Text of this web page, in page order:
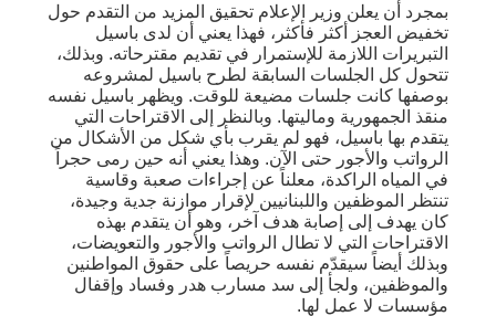
بمجرد أن يعلن وزير الإعلام تحقيق المزيد من التقدم حول
تخفيض العجز أكثر فأكثر، فهذا يعني أن لدى باسيل
التبريرات اللازمة للإستمرار في تقديم مقترحاته. وبذلك،
تتحول كل الجلسات السابقة لطرح باسيل لمشروعه
بوصفها كانت جلسات مضيعة للوقت. ويظهر باسيل نفسه
منقذ الجمهورية وماليتها. وبالنظر إلى الاقتراحات التي
يتقدم بها باسيل، فهو لم يقرب بأي شكل من الأشكال من
الرواتب والأجور حتى الآن. وهذا يعني أنه حين رمى حجراً
في المياه الراكدة، معلناً عن إجراءات صعبة وقاسية
تنتظر الموظفين واللبنانيين لإقرار موازنة جدية وجيدة،
كان يهدف إلى إصابة هدف آخر، وهو أن يتقدم بهذه
الاقتراحات التي لا تطال الرواتب والأجور والتعويضات،
وبذلك أيضاً سيقدّم نفسه حريصاً على حقوق المواطنين
والموظفين، ولجأ إلى سد مسارب هدر وفساد وإقفال
مؤسسات لا عمل لها.